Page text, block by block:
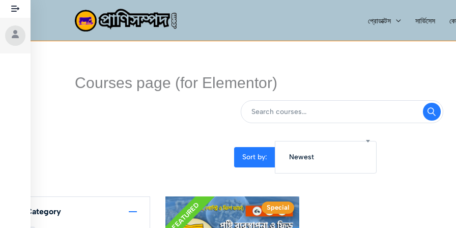
Skip
content
প্রোডাক্টস সার্ভিসেস
Courses page (for Elementor)
Sort by: Newest
Category FEATURED Special